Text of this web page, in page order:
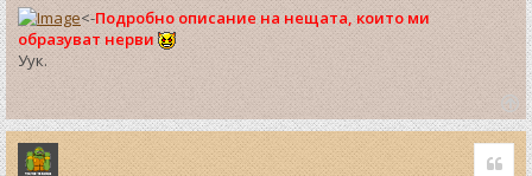
<-Подробно описание на нещата, които ми
образуват нерви
Уук.
T
o
p